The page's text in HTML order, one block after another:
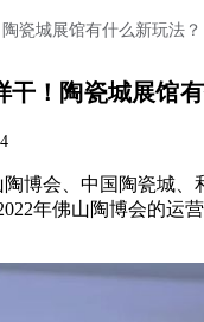
瓷城展馆有什么新玩法？
！陶瓷城展馆
博会、中国陶瓷城
年佛山陶博会的运